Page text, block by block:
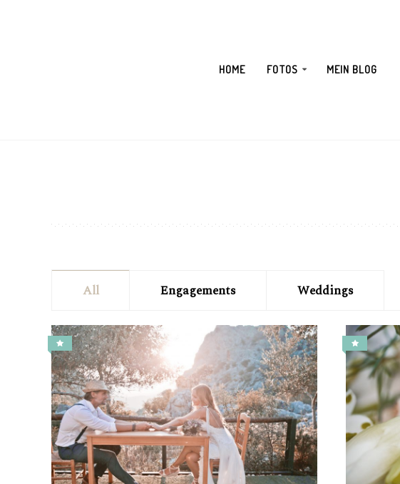
HOME FOTOS MEIN BLOG
All Engagements Weddings